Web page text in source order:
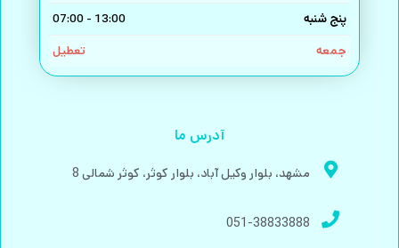
پنج شنبه 13:00 - 07:00
جمعه تعطیل
آدرس ما
مشهد، بلوار وکیل آباد، بلوار کوثر، کوثر شمالی 8
051-38833888